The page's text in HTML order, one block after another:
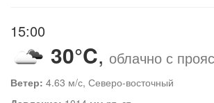
15:00
30°C, облачно с
Ветер: 4.63 м/с, Северо-восточный